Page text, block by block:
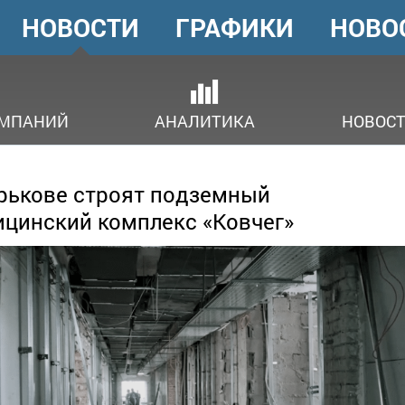
ГОЛОВНЕ
МЕНЮ
НОВОСТИ
АНАЛИТИКА
ГРАФИКИ
строят подземный
комплекс «Ковчег»